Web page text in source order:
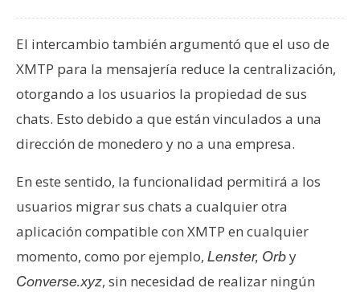
El intercambio también argumentó que el uso de
XMTP para la mensajería reduce la centralización,
otorgando a los usuarios la propiedad de sus
chats. Esto debido a que están vinculados a una
dirección de monedero y no a una empresa.
En este sentido, la funcionalidad permitirá a los
usuarios migrar sus chats a cualquier otra
aplicación compatible con XMTP en cualquier
momento, como por ejemplo, Lenster, Orby
Converse.xyz, sin necesidad de realizar ningún